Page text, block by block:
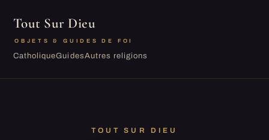
Tout Sur Dieu
OBJETS & GUIDES DE FOI
CatholiqueGuidesAutres religions
TOUT SUR DIEU